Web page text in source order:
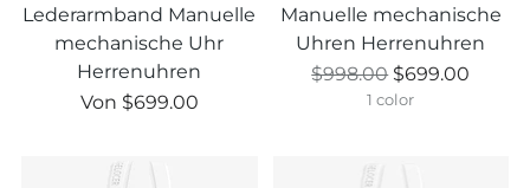
Lederarmband Manuelle
mechanische Uhr
Herrenuhren
Regulärer
Von $699.00
Manuelle mechanische
Uhren Herrenuhren
Regulärer
$998.00 $699.00
1 color